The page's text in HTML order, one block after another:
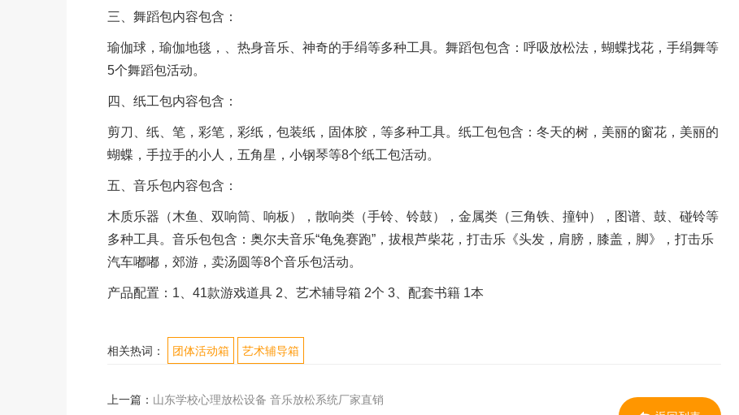
三、舞蹈包内容包含：
瑜伽球，瑜伽地毯，、热身音乐、神奇的手绢等多种工具。舞蹈包包含：呼吸放松法，蝴蝶找花，手绢舞等
5个舞蹈包活动。
四、纸工包内容包含：
剪刀、纸、笔，彩笔，彩纸，包装纸，固体胶，等多种工具。纸工包包含：冬天的树，美丽的窗花，美丽的
蝴蝶，手拉手的小人，五角星，小钢琴等8个纸工包活动。
五、音乐包内容包含：
木质乐器（木鱼、双响筒、响板），散响类（手铃、铃鼓），金属类（三角铁、撞钟），图谱、鼓、碰铃等
多种工具。音乐包包含：奥尔夫音乐“龟兔赛跑”，拔根芦柴花，打击乐《头发，肩膀，膝盖，脚》，打击乐
汽车嘟嘟，郊游，卖汤圆等8个音乐包活动。
产品配置：1、41款游戏道具 2、艺术辅导箱 2个 3、配套书籍 1本
相关热词： 团体活动箱 艺术辅导箱
上一篇： 山东学校心理放松设备 音乐放松系统厂家直销